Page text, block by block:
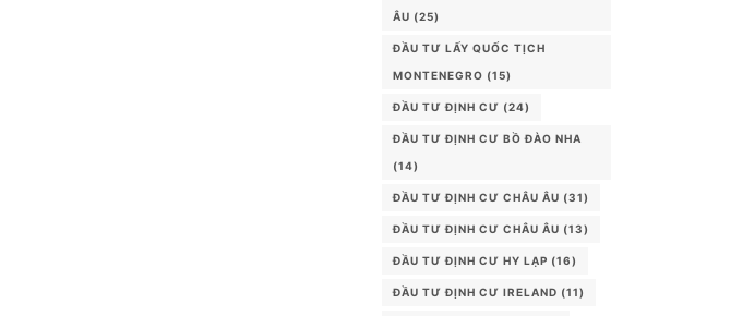
ÂU (25)
ĐẦU TƯ LẤY QUỐC TỊCH
MONTENEGRO (15)
ĐẦU TƯ ĐỊNH CƯ (24)
ĐẦU TƯ ĐỊNH CƯ BỒ ĐÀO NHA
(14)
ĐẦU TƯ ĐỊNH CƯ CHÂU ÂU (31)
ĐẦU TƯ ĐỊNH CƯ CHÂU ÂU (13)
ĐẦU TƯ ĐỊNH CƯ HY LẠP (16)
ĐẦU TƯ ĐỊNH CƯ IRELAND (11)